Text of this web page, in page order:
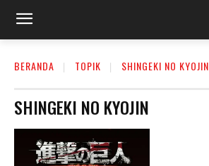
BERANDA TOPIK SHINGEKI NO KYOJIN
SHINGEKI NO KYOJIN